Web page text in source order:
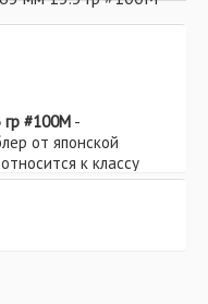
#100M -
от японской
к классу
форму
объемная, а
сужение.